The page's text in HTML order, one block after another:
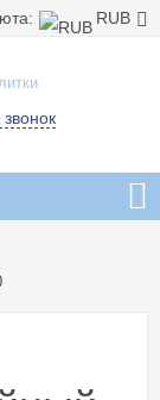
RUB
звонок